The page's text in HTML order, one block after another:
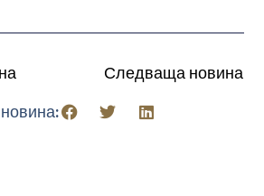
Следваща новина